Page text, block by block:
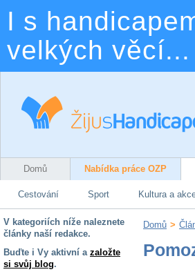
I s
velkých věcí...
Domů Nabídka práce OZP
Cestování Sport Kultura a
V kategoriích níže naleznete
články naší redakce.
Buďte i Vy aktivní a založte
si svůj blog.
Domů >